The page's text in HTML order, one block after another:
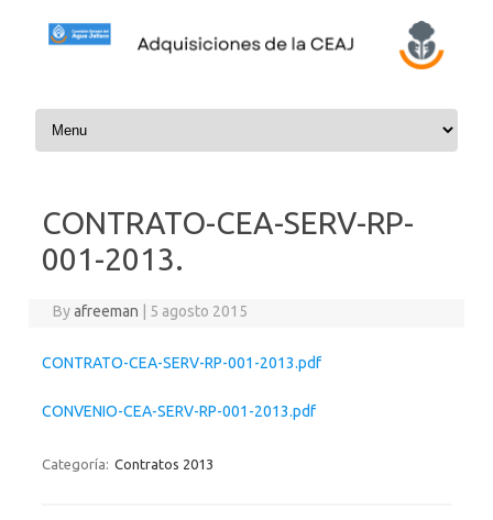
Skip to content
CONTRATO-CEA-SERV-RP-
001-2013.
Byafreeman 5 agosto 2015
CONTRATO-CEA-SERV-RP-001-2013.pdf
CONVENIO-CEA-SERV-RP-001-2013.pdf
Categoría: Contratos 2013